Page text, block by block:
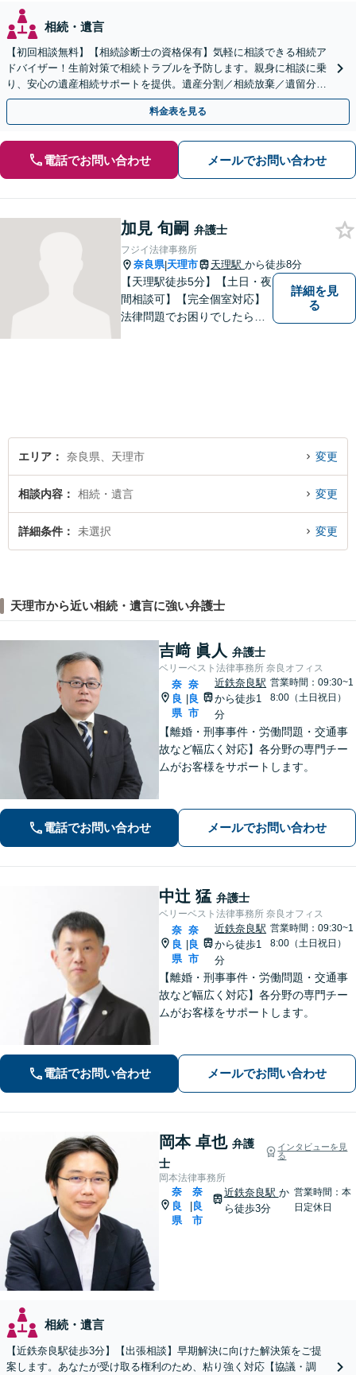
相続・遺言
【初回相談無料】【相続診断士の資格保有】気軽に相談できる相続ア
ドバイザー！生前対策で相続トラブルを予防します。親身に相談に乗
り、安心の遺産相続サポートを提供。遺産分割／相続放棄／遺留分も
お任せ！【出張サポート】【完全個室】【丸太町駅6分】
料金表を見る
電話でお問い合わせ メールでお問い合わせ
加見 旬嗣 弁護士
フジイ法律事務所
奈良県|天理市 天理駅 から徒歩8分
【天理駅徒歩5分】【土日・夜
間相談可】【完全個室対応】
法律問題でお困りでしたらお
詳細を見
る
エリア 奈良県、天理市 変更
相談内容 相続・遺言 変更
詳細条件 未選択 変更
天理市から近い相続・遺言に強い弁護士
吉﨑 眞人 弁護士
ベリーベスト法律事務所 奈良オフィス
奈
良
県
奈
良
市
近鉄奈良駅
から徒歩1
分
営業時間：09:30~1
8:00（土日祝日）
【離婚・刑事事件・労働問題・交通事
故など幅広く対応】各分野の専門チー
ムがお客様をサポートします。
電話でお問い合わせ メールでお問い合わせ
中辻 猛 弁護士
ベリーベスト法律事務所 奈良オフィス
奈
良
県
奈
良
市
近鉄奈良駅
から徒歩1
分
営業時間：09:30~1
8:00（土日祝日）
【離婚・刑事事件・労働問題・交通事
故など幅広く対応】各分野の専門チー
ムがお客様をサポートします。
電話でお問い合わせ メールでお問い合わせ
岡本 卓也 弁護
士
インタビューを見
る
岡本法律事務所
奈
良
県
奈
良
市
近鉄奈良駅 か
ら徒歩3分
営業時間：本
日定休日
相続・遺言
【近鉄奈良駅徒歩3分】【出張相談】早期解決に向けた解決策をご提
案します。あなたが受け取る権利のため、粘り強く対応【協議・調